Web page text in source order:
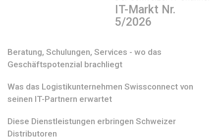
IT-Markt Nr.
5/2026
Beratung, Schulungen, Services - wo das
Geschäftspotenzial brachliegt
Was das Logistikunternehmen Swissconnect von
seinen IT-Partnern erwartet
Diese Dienstleistungen erbringen Schweizer
Distributoren